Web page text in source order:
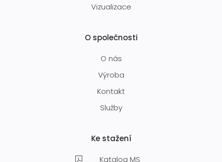
Vizualizace
O společnosti
O nás
Výroba
Kontakt
Služby
Ke stažení
Katalog MS